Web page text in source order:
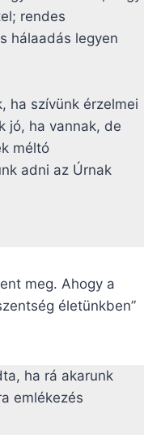
rendes
hálaadás legyen
ha szívünk érzelmei
jó, ha vannak, de
méltó
adni az Úrnak
meg. Ahogy a
életünkben”
ha rá akarunk
emlékezés